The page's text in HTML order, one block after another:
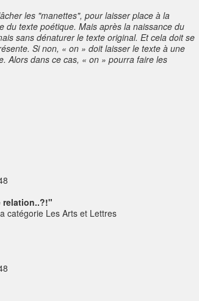
les "manettes", pour laisser place à la
du texte poétique. Mais après la naissance du
sans dénaturer le texte original. Et cela doit se
Si non, « on » doit laisser le texte à une
Alors dans ce cas, « on » pourra faire les
relation..?!"
catégorie Les Arts et Lettres